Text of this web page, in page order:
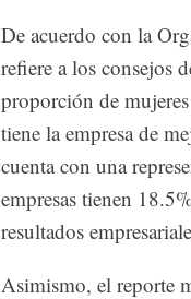
De acuerdo con la
refiere a los consejos
proporción de
tiene la empresa de
cuenta con una
empresas tienen
resultados
Asimismo, el reporte